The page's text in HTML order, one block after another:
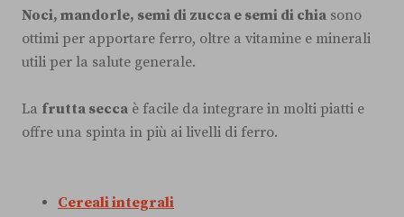
Noci, mandorle, semi di zucca e semi di chia sono
ottimi per apportare ferro, oltre a vitamine e minerali
utili per la salute generale.
La frutta secca è facile da integrare in molti piatti e
offre una spinta in più ai livelli di ferro.
Cereali integrali